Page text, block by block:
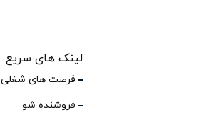
لینک های سریع
فرصت های شغلی
فروشنده شو